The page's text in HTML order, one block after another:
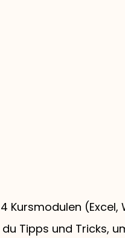
Kursmodulen
Tipps und Tricks,